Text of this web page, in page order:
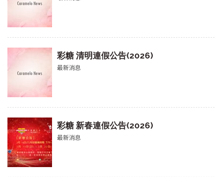
彩糖 清明連假公告(2026)
最新消息
彩糖 新春連假公告(2026)
最新消息